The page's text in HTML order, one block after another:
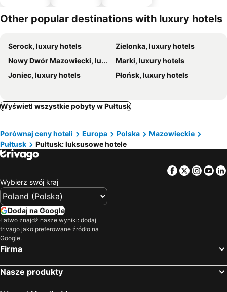
m
Other popular destinations with luxury hotels
Serock, luxury hotels
Zielonka, luxury hotels
Nowy Dwór Mazowiecki, luxury hotels
Marki, luxury hotels
Joniec, luxury hotels
Płońsk, luxury hotels
Wyświetl wszystkie pobyty w Pułtusk
Porównaj ceny hoteli Europa Polska
Mazowieckie
Pułtusk
Pułtusk: luksusowe hotele
Facebook
Twitter
Wybierz swój kraj
Dodaj na Google
Łatwo znajdź nasze wyniki: dodaj
trivago jako preferowane źródło na
Google.
Firma
Nasze produkty